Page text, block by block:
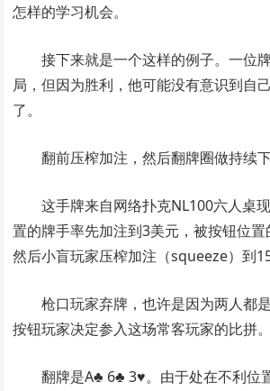
怎样的学习机会。
接下来就是一个这样的例子。一位
局，但因为胜利，他可能没有意识到自
了。
翻前压榨加注，然后翻牌圈做持续
这手牌来自网络扑克NL100六人桌
置的牌手率先加注到3美元，被按钮位置
然后小盲玩家压榨加注（squeeze）到15
枪口玩家弃牌，也许是因为两人都
按钮玩家决定参入这场常客玩家的比拼。
翻牌是A♣ 6♣ 3♥。由于处在不利位